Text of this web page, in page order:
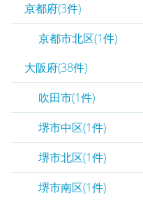
京都府(3件)
京都市北区(1件)
大阪府(38件)
吹田市(1件)
堺市中区(1件)
堺市北区(1件)
堺市南区(1件)